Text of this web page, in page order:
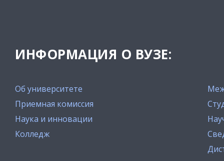
ИНФОРМАЦИЯ О ВУЗЕ:
Об университете
Приемная комиссия
Наука и инновации
Колледж